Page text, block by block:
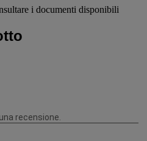
i documenti disponibili